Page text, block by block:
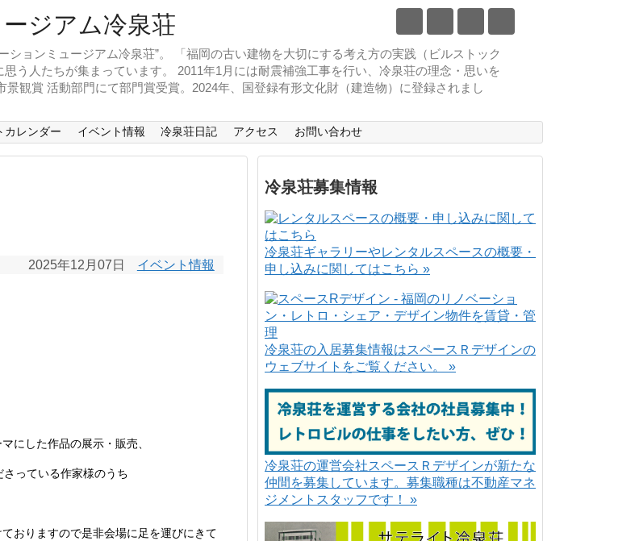
ョンミュージアム冷泉荘”。 「福岡の古い建物を大切にする考え方の実践（ビルストック
う人たちが集まっています。 2011年1月には耐震補強工事を行い、冷泉荘の理念・思いを
観賞 活動部門にて部門賞受賞。2024年、国登録有形文化財（建造物）に登録されまし
カレンダー イベント情報 冷泉荘日記 アクセス お問い合わせ
2025年12月07日 イベント情報
にした作品の展示・販売、
っている作家様のうち
おりますので是非会場に足を運びにきて
冷泉荘募集情報
冷泉荘ギャラリーやレンタルスペースの概要・
申し込みに関してはこちら »
冷泉荘の入居募集情報はスペースＲデザインの
ウェブサイトをご覧ください。 »
冷泉荘の運営会社スペースＲデザインが新たな
仲間を募集しています。募集職種は不動産マネ
ジメントスタッフです！ »